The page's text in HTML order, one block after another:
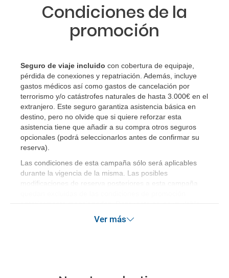
Condiciones de la
promoción
Seguro de viaje incluido con cobertura de equipaje,
pérdida de conexiones y repatriación. Además, incluye
gastos médicos así como gastos de cancelación por
terrorismo y/o catástrofes naturales de hasta 3.000€ en el
extranjero. Este seguro garantiza asistencia básica en
destino, pero no olvide que si quiere reforzar esta
asistencia tiene que añadir a su compra otros seguros
opcionales (podrá seleccionarlos antes de confirmar su
reserva)
Las condiciones de esta campaña sólo será aplicables
durante la vigencia de la misma. Las posibles
modificaciones de reserva posteriores a esta campaña
Ver más